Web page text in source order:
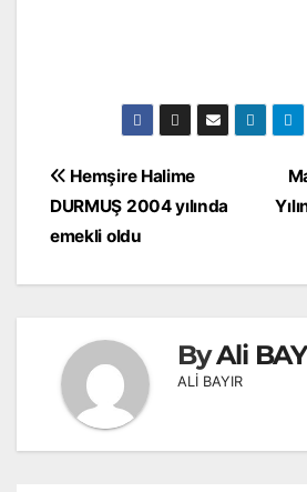
Yazı
gezinmesi
Hemşire Halime
DURMUŞ 2004 yılında
emekli oldu
ByAli
ALİ BAYIR